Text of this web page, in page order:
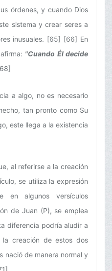
órdenes, y cuando Dios
sistema y crear seres a
inusuales. [65] [66] En
"Cuando Él decide
a algo, no es necesario
tan pronto como Su
este llega a la existencia
al referirse a la creación
se utiliza la expresión
en algunos versículos
de Juan (P), se emplea
diferencia podría aludir a
creación de estos dos
nació de manera normal y